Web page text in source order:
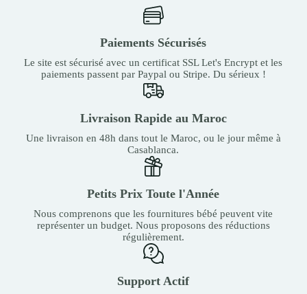
Paiements Sécurisés
Le site est sécurisé avec un certificat SSL Let's Encrypt et les
paiements passent par Paypal ou Stripe. Du sérieux !
Livraison Rapide au Maroc
Une livraison en 48h dans tout le Maroc, ou le jour même à
Casablanca.
Petits Prix Toute l'Année
Nous comprenons que les fournitures bébé peuvent vite
représenter un budget. Nous proposons des réductions
régulièrement.
Support Actif